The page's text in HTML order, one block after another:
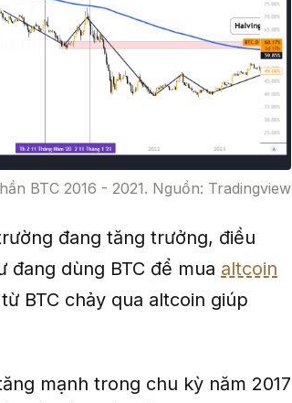
BTC 2016 - 2021. Nguồn: Tradingview
đang tăng trưởng, điều
đang dùng BTC để mua altcoin
BTC chảy qua altcoin giúp
mạnh trong chu kỳ năm 2017